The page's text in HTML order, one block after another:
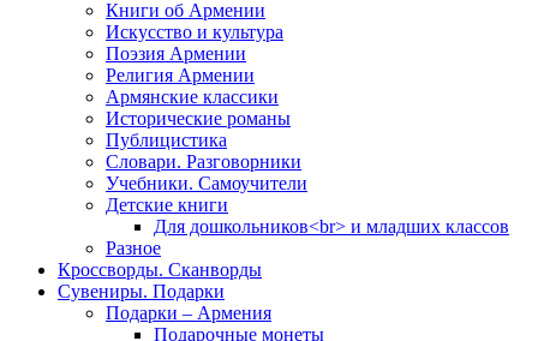
Книги об Армении
Иcкусство и культура
Поэзия Армении
Религия Армении
Армянские классики
Исторические романы
Публицистика
Словари. Разговорники
Учебники. Самоучители
Детские книги
Для дошкольников<br> и младших классов
Разное
Кроссворды. Сканворды
Сувениры. Подарки
Подарки – Армения
Подарочные монеты